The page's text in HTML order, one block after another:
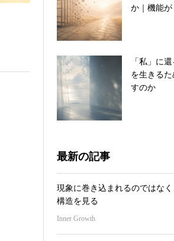
か｜機能
「私」に
を生きる
すのか
最新の記事
現象に巻き込まれるのではな
構造を見る
Inner Growth